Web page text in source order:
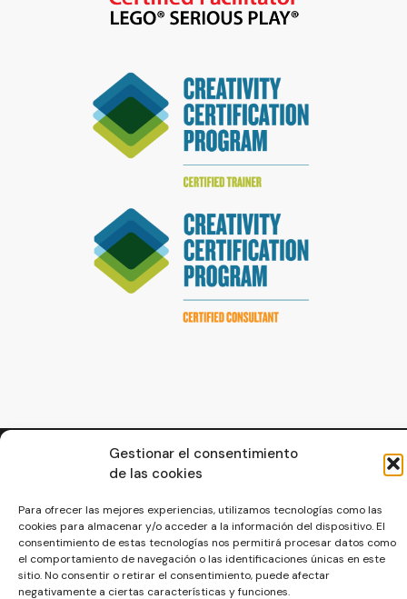
Gestionar el consentimiento
de las cookies
Para ofrecer las mejores experiencias, utilizamos tecnologías como las
cookies para almacenar y/o acceder a la información del dispositivo. El
consentimiento de estas tecnologías nos permitirá procesar datos como
el comportamiento de navegación o las identificaciones únicas en este
sitio. No consentir o retirar el consentimiento, puede afectar
negativamente a ciertas características y funciones.
© La Servilleta - El Blog de Paco Prieto